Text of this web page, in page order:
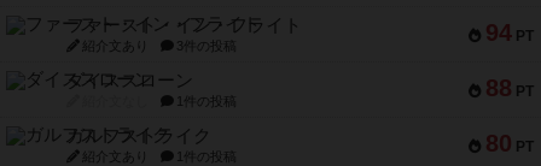
94 PT
ファースト・イン・フライト
紹介文あり 3件の投稿
88 PT
ダイススローン
1件の投稿
80 PT
ガルフストライク
紹介文あり 1件の投稿